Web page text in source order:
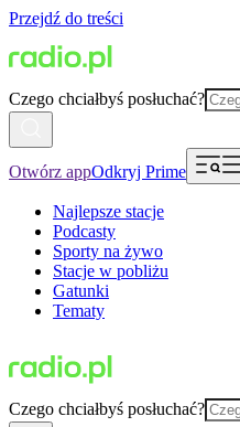
Przejdź do treści
Czego chciałbyś posłuchać?
Otwórz appOdkryj Prime
Najlepsze stacje
Podcasty
Sporty na żywo
Stacje w pobliżu
Gatunki
Tematy
Czego chciałbyś posłuchać?